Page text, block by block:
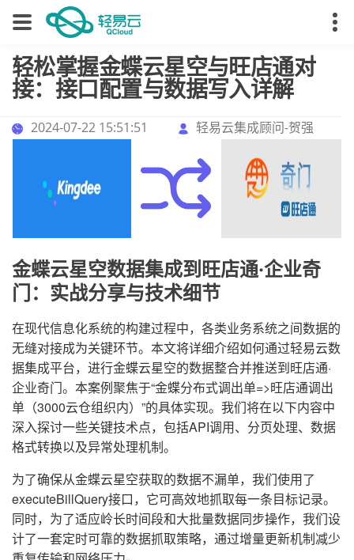
轻松掌握金蝶云星空与旺店通对
接：接口配置与数据写入详解
2024-07-22 15:51:51 轻易云集成顾问-贺强
金蝶云星空数据集成到旺店通·企业奇
门：实战分享与技术细节
在现代信息化系统的构建过程中，各类业务系统之间数据的
无缝对接成为关键环节。本文将详细介绍如何通过轻易云数
据集成平台，进行金蝶云星空的数据整合并推送到旺店通·
企业奇门。本案例聚焦于“金蝶分布式调出单=>旺店通调出
单（3000云仓组织内）”的具体实现。我们将在以下内容中
深入探讨一些关键技术点，包括API调用、分页处理、数据
格式转换以及异常处理机制。
为了确保从金蝶云星空获取的数据不漏单，我们使用了
executeBillQuery接口，它可高效地抓取每一条目标记录。
同时，为了适应岭长时间段和大批量数据同步操作，我们设
计了一套定时可靠的数据抓取策略，通过增量更新机制减少